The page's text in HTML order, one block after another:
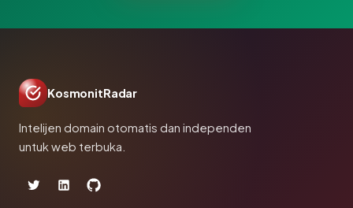
KosmonitRadar
Intelijen domain otomatis dan independen
untuk web terbuka.